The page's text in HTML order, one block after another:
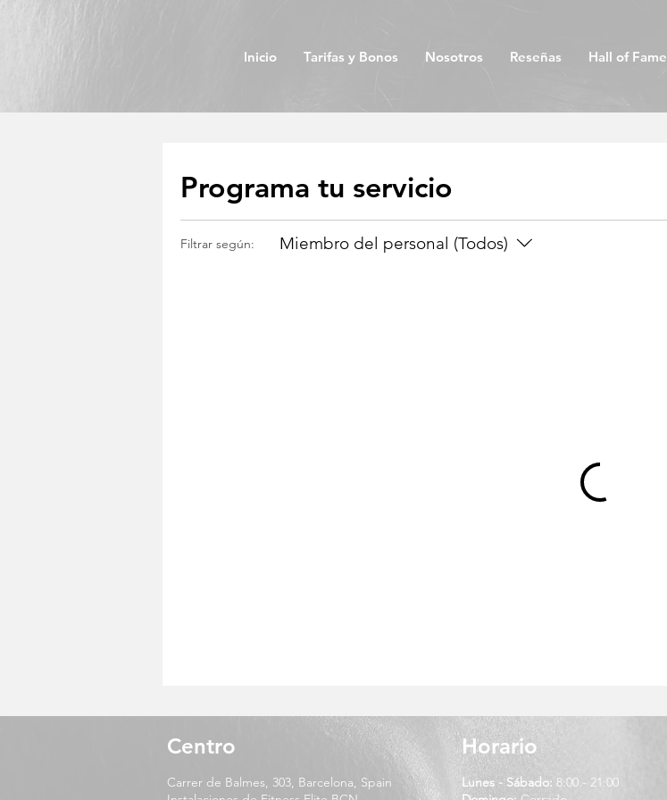
Inicio Tarifas y Bonos Nosotros Reseñas Hall of Fame
Programa tu servicio
Filtrar según: Miembro del personal (Todos)
Centro
Carrer de Balmes, 303, Barcelona, Spain
Horario
Lunes - Sábado: 8:00 - 21:00